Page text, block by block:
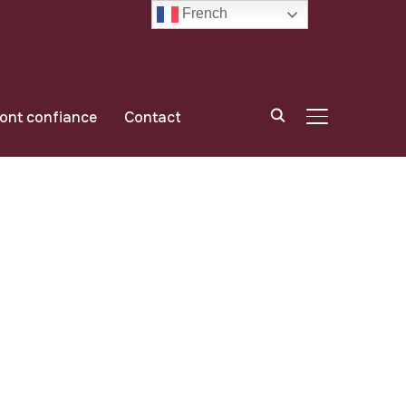
BASCULER
confiance Contact
French